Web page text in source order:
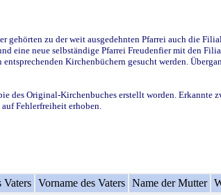
zu der weit ausgedehnten Pfarrei auch die
eine neue selbständige Pfarrei Freudenfier mit den
Kirchenbüchern gesucht werden.
des Original-Kirchenbuches erstellt worden. Erkannte
Fehlerfreiheit erhoben.
Vaters Vorname des Vaters Name der Mutter